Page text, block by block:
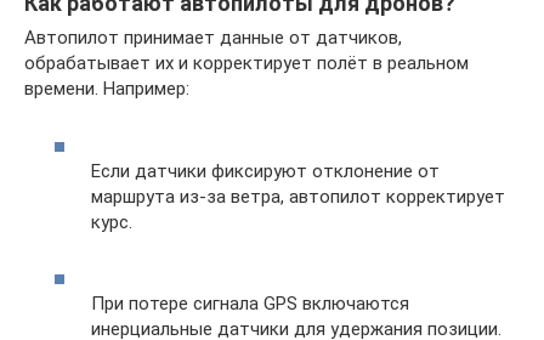
Автопилот принимает данные от датчиков,
обрабатывает их и корректирует полёт в реальном
времени. Например:
Если датчики фиксируют отклонение от
маршрута из-за ветра, автопилот корректирует
курс.
При потере сигнала GPS включаются
инерциальные датчики для удержания позиции.